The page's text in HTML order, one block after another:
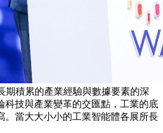
期積累的產業經驗與數據要素的深
技與產業變革的交匯點，工業的底
。當大大小小的工業智能體各展所長